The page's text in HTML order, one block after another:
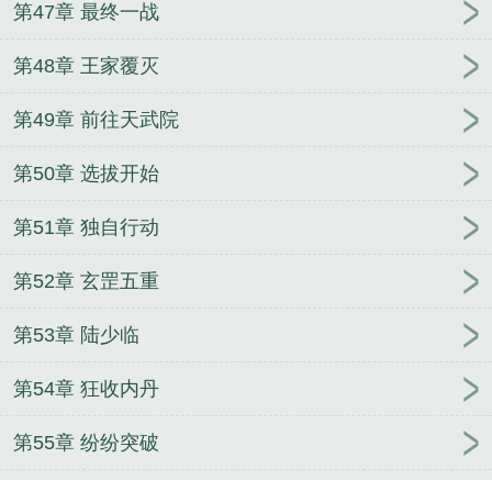
第47章 最终一战
第48章 王家覆灭
第49章 前往天武院
第50章 选拔开始
第51章 独自行动
第52章 玄罡五重
第53章 陆少临
第54章 狂收内丹
第55章 纷纷突破